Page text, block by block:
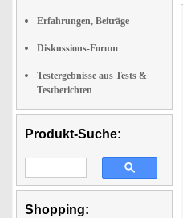
Erfahrungen, Beiträge
Diskussions-Forum
Testergebnisse aus Tests &
Testberichten
Produkt-Suche:
Shopping: